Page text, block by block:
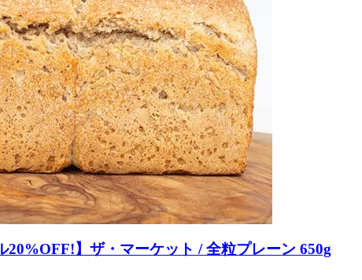
20%OFF!】ザ・マーケット / 全粒プレーン 650g